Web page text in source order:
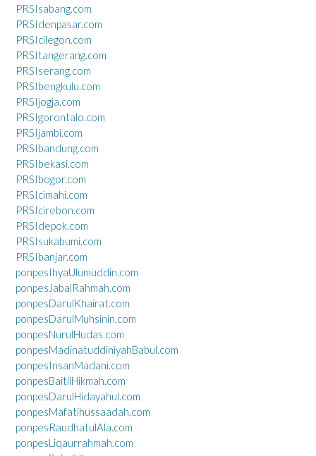
PRSIsabang.com
PRSIdenpasar.com
PRSIcilegon.com
PRSItangerang.com
PRSIserang.com
PRSIbengkulu.com
PRSIjogja.com
PRSIgorontalo.com
PRSIjambi.com
PRSIbandung.com
PRSIbekasi.com
PRSIbogor.com
PRSIcimahi.com
PRSIcirebon.com
PRSIdepok.com
PRSIsukabumi.com
PRSIbanjar.com
ponpesIhyaUlumuddin.com
ponpesJabalRahmah.com
ponpesDarulKhairat.com
ponpesDarulMuhsinin.com
ponpesNurulHudas.com
ponpesMadinatuddiniyahBabul.com
ponpesInsanMadani.com
ponpesBaitilHikmah.com
ponpesDarulHidayahul.com
ponpesMafatihussaadah.com
ponpesRaudhatulAla.com
ponpesLiqaurrahmah.com